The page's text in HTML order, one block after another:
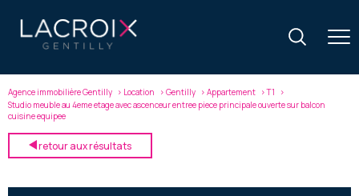
Agence immobilière Gentilly Location Gentilly Appartement
T1
Studio meuble au 4eme etage avec ascenceur entree piece principale ouverte sur balcon
cuisine equipee
retour aux résultats